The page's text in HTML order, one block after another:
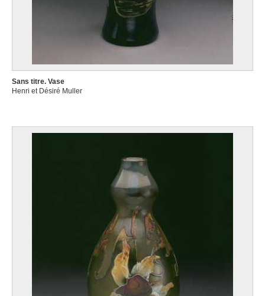
Sans titre. Vase
Henri et Désiré Muller